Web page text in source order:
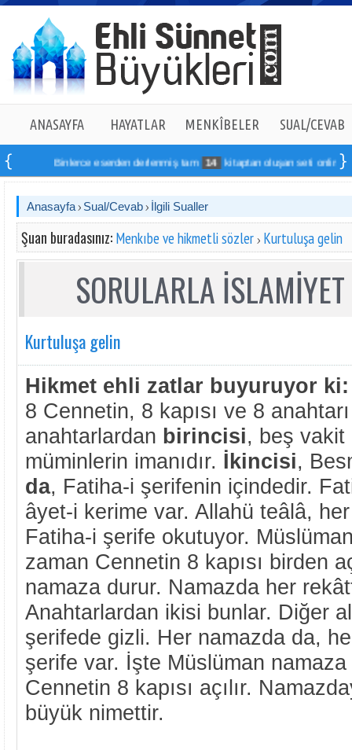
ANASAYFA HAYATLAR MENKÎBELER SUAL/CEVAB
Binlerce eserden derlenmiş tam 14 kitaptan oluşan seti online sipariş
Anasayfa Sual/Cevab İlgili Sualler
Şuan buradasınız: Menkıbe ve hikmetli sözler Kurtuluşa gelin
SORULARLA
Kurtuluşa gelin
Hikmet ehli zatlar buyuruyor ki:
8 Cennetin, 8 kapısı ve 8
anahtarlardan birincisi, beş vakit
müminlerin imanıdır. İkincisi,
da, Fatiha-i şerifenin içindedir.
âyet-i kerime var. Allahü teâlâ,
Fatiha-i şerife okutuyor.
zaman Cennetin 8 kapısı birden
namaza durur. Namazda her
Anahtarlardan ikisi bunlar. Diğer
şerifede gizli. Her namazda da,
şerife var. İşte Müslüman
Cennetin 8 kapısı açılır.
büyük nimettir.